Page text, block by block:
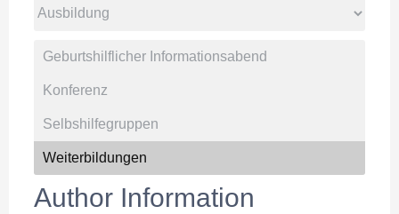
Author Information